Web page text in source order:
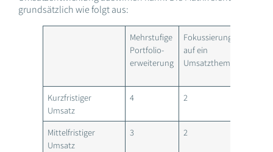
grundsätzlich wie folgt aus:
Mehrstufige
Portfolio-
erweiterung
Fokussierung
auf ein
Umsatzthema
Kurzfristiger
Umsatz
4 2
Mittelfristiger
Umsatz
3 2